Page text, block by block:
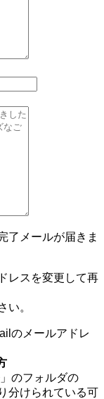
了メールが届きま
レスを変更して再
い。
のメールアドレ
のフォルダの
分けられている可